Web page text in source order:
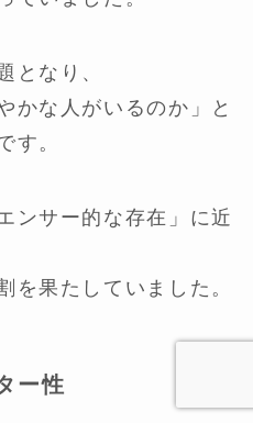
となり、
かな人がいるのか」と
す。
ンサー的な存在」に近
を果たしていました。
ー性